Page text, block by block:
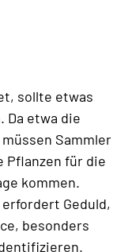
sollte etwas
Da etwa die
Sammler
für die
kommen.
Geduld,
besonders